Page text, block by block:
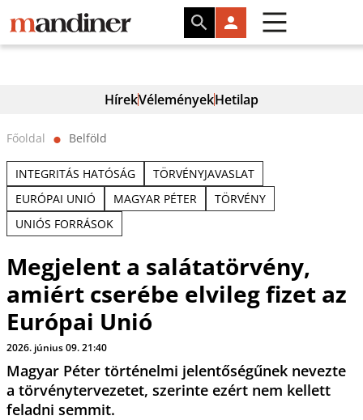
HírekVéleményekHetilap
Főoldal ⬤ Belföld
INTEGRITÁS HATÓSÁG
TÖRVÉNYJAVASLAT
EURÓPAI UNIÓ
MAGYAR PÉTER
TÖRVÉNY
UNIÓS FORRÁSOK
Megjelent a salátatörvény,
amiért cserébe elvileg fizet az
Európai Unió
2026. június 09. 21:40
Magyar Péter történelmi jelentőségűnek nevezte
a törvénytervezetet, szerinte ezért nem kellett
feladni semmit.